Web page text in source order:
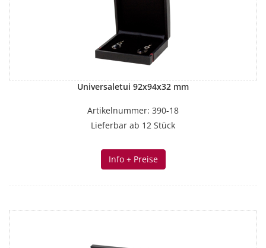
Universaletui 92x94x32 mm
Artikelnummer: 390-18
Lieferbar ab 12 Stück
Info + Preise